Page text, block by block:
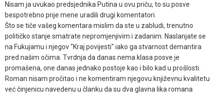
Nisam ja uvukao predsjednika Putina u ovu priču, to su posve
bespotrebno prije mene uradili drugi komentatori.
Što se tiče vašeg komentara mislim da ste u zabludi, trenutno
političko stanje smatrate nepromjenjivim i zadanim. Naslanjate se
na Fukujamu i njegov "Kraj povijesti" iako ga stvarnost demantira
pred našim očima. Tvrdnja da danas nema klasa posve je
promašena, one danas jednako postoje kao i bilo kad u prošlosti.
Roman nisam pročitao i ne komentiram njegovu književnu kvalitetu
već činjenicu navedenu u članku da su dva glavna lika romana